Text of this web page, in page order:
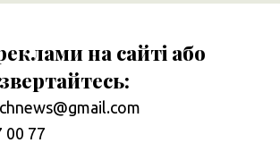
на сайті або
00 77